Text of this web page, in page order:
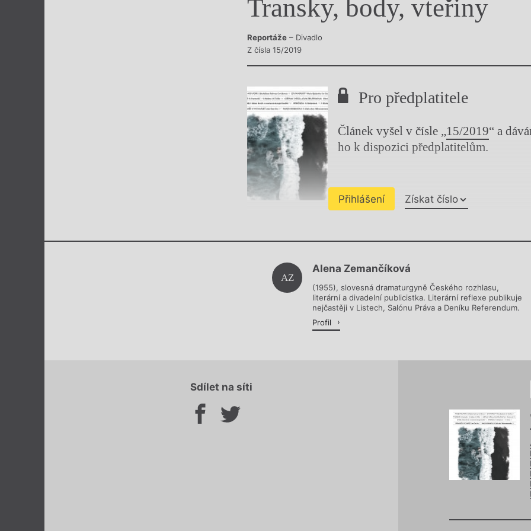
Výroční cenyTransky, body, vteřiny
Reportáže – Divadlo
Z čísla 15/2019
Pro předplatitele
Článek vyšel v čísle „15/2019“ a
ho k dispozici předplatitelům.
Přihlášení Získat číslo
Chviličku.
AZ
Alena Zemančíková
(1955), slovesná dramaturgyně Českého rozhlasu,
literární a divadelní publicistka. Literární reflexe publikuje
nejčastěji v Listech, Salónu Práva a Deníku Referendum.
Profil
Sdílet na síti